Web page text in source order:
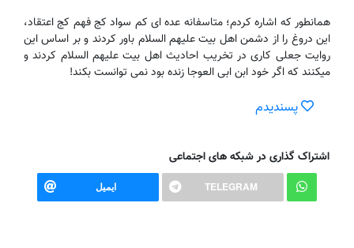
همانطور که اشاره کردم؛ متاسفانه عده ای کم سواد کج فهم کج اعتقاد،
این دروغ را از دشمن اهل بیت علیهم السلام باور کردند و بر اساس این
روایت جعلی کاری در تخریب احادیث اهل بیت علیهم السلام کردند و
میکنند که اگر خود ابن ابی العوجا زنده بود نمی توانست بکند!
پسندیدم
اشتراک گذاری در شبکه های اجتماعی
ایمیل TELEGRAM